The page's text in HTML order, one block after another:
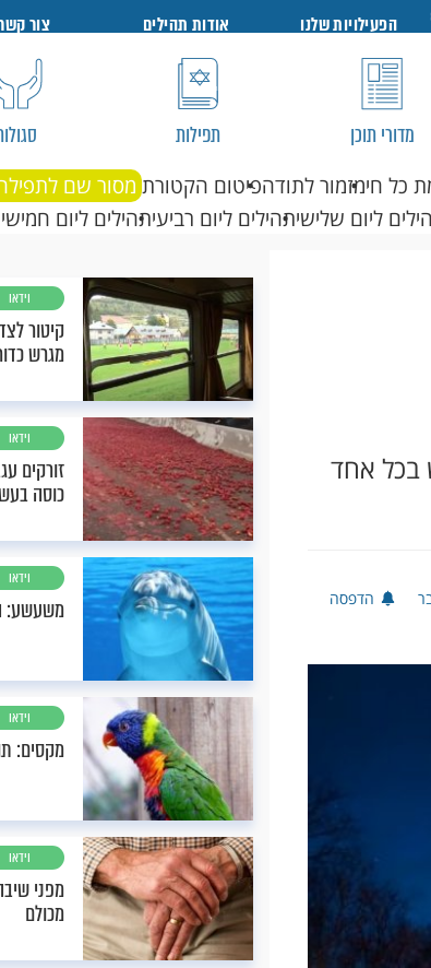
הפעילויות שלנו אודות תהילים צור
מדורי תוכן תפילות
כל חימזמור לתודהפיטום הקטורת מסור שם
ליום שלישיתהילים ליום רביעיתהילים ליום חמישי
בכל אחד
הדפסה
וידאו
קיטור
מגרש
וידאו
זורקים
כוסה
וידאו
משעשע:
וידאו
מקסים:
וידאו
מפני
מכולם